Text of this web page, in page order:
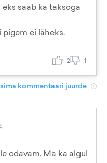
saab ka taksoga
ei läheks.
2 1
kommentaari juurde
odavam. Ma ka algul